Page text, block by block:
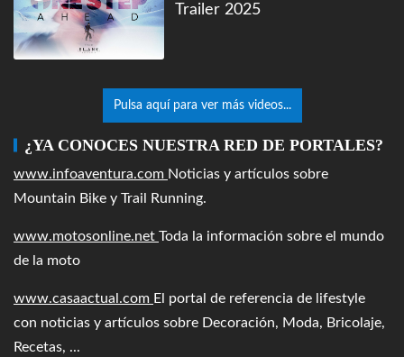
Trailer 2025
Pulsa aquí para ver más videos...
¿YA CONOCES NUESTRA RED DE PORTALES?
www.infoaventura.com Noticias y artículos sobre
Mountain Bike y Trail Running.
www.motosonline.net Toda la información sobre el mundo
de la moto
www.casaactual.com El portal de referencia de lifestyle
con noticias y artículos sobre Decoración, Moda, Bricolaje,
Recetas, ...